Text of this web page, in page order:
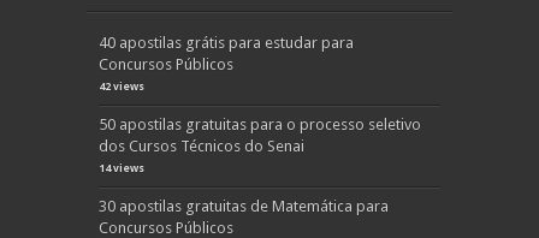
40 apostilas grátis para estudar para
Concursos Públicos
42 views
50 apostilas gratuitas para o processo seletivo
dos Cursos Técnicos do Senai
14 views
30 apostilas gratuitas de Matemática para
Concursos Públicos